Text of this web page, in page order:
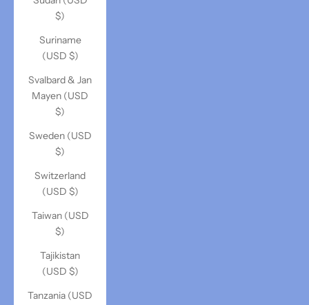
$)
Suriname
(USD $)
Svalbard & Jan
Mayen (USD
$)
Sweden (USD
$)
Switzerland
(USD $)
Taiwan (USD
$)
Tajikistan
(USD $)
Tanzania (USD